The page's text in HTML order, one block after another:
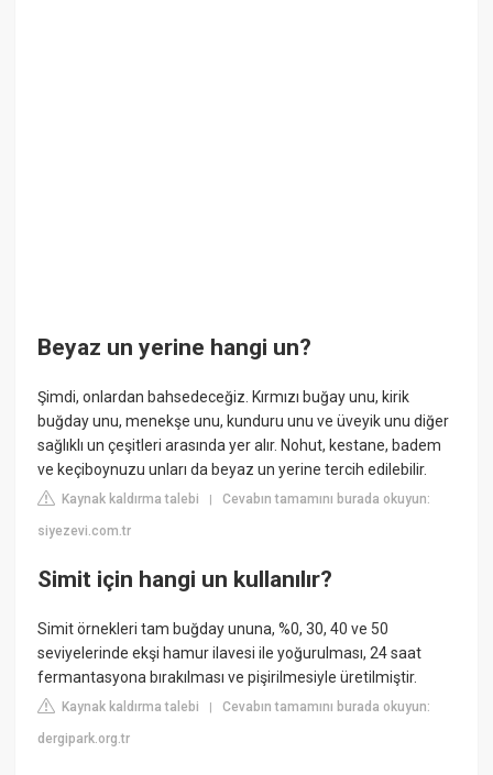
Beyaz un yerine hangi un?
Şimdi, onlardan bahsedeceğiz. Kırmızı buğay unu, kirik
buğday unu, menekşe unu, kunduru unu ve üveyik unu diğer
sağlıklı un çeşitleri arasında yer alır. Nohut, kestane, badem
ve keçiboynuzu unları da beyaz un yerine tercih edilebilir.
Kaynak kaldırma talebi |Cevabın tamamını burada okuyun:
siyezevi.com.tr
Simit için hangi un kullanılır?
Simit örnekleri tam buğday ununa, %0, 30, 40 ve 50
seviyelerinde ekşi hamur ilavesi ile yoğurulması, 24 saat
fermantasyona bırakılması ve pişirilmesiyle üretilmiştir.
Kaynak kaldırma talebi |Cevabın tamamını burada okuyun:
dergipark.org.tr